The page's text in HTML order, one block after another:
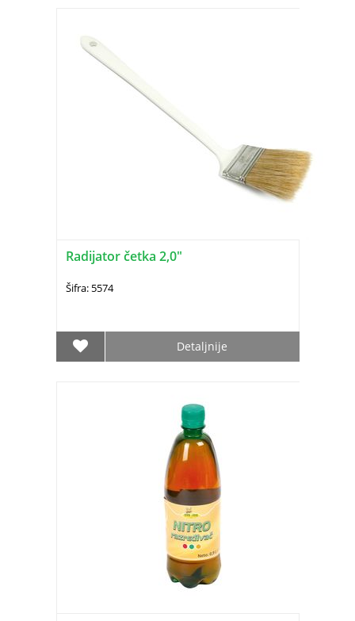
Radijator četka 2,0"
Šifra: 5574
Detaljnije